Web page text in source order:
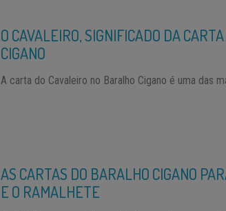
O CAVALEIRO, SIGNIFICADO DA
CIGANO
A carta do Cavaleiro no Baralho Cigano é uma das
AS CARTAS DO BARALHO CIGANO
E O RAMALHETE